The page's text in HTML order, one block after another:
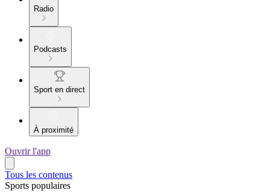
Radio
Podcasts
Sport en direct
À proximité
Ouvrir l'app
Tous les contenus
Sports populaires